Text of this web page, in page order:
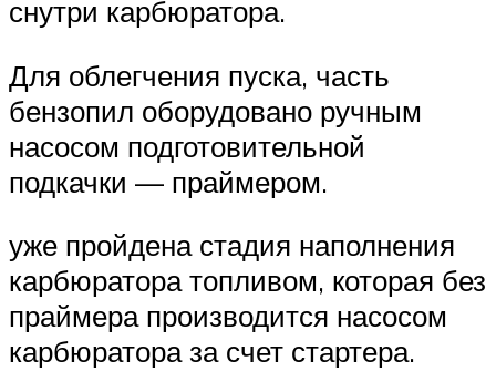
снутри карбюратора.
Для облегчения пуска, часть
бензопил оборудовано ручным
насосом подготовительной
подкачки — праймером.
уже пройдена стадия наполнения
карбюратора топливом, которая без
праймера производится насосом
карбюратора за счет стартера.